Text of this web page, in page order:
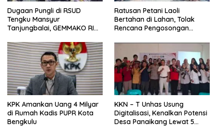
Dugaan Pungli di RSUD
Tengku Mansyur
Tanjungbalai, GEMMAKO RI
Tuntas
Ratusan Petani Laoli
Bertahan di Lahan, Tolak
Rencana Pengosongan
KPK Amankan Uang 4 Milyar
di Rumah Kadis PUPR Kota
Bengkulu
KKN – T Unhas Usung
Digitalisasi, Kenalkan Potensi
Desa Panaikang Lewat 5